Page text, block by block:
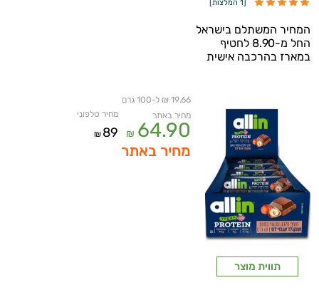
איכות
השינה
עיכול
[1 המלצות ]
המחיר המשתלם בישראל
החל מ-8.90 לחטיף
במארז בהרכבה אישית
תווית מוצר
19.66 ₪ ל-100 גרם
מחיר באתר
64.90
₪
מחיר טלפוני
89
₪
מחיר באתר